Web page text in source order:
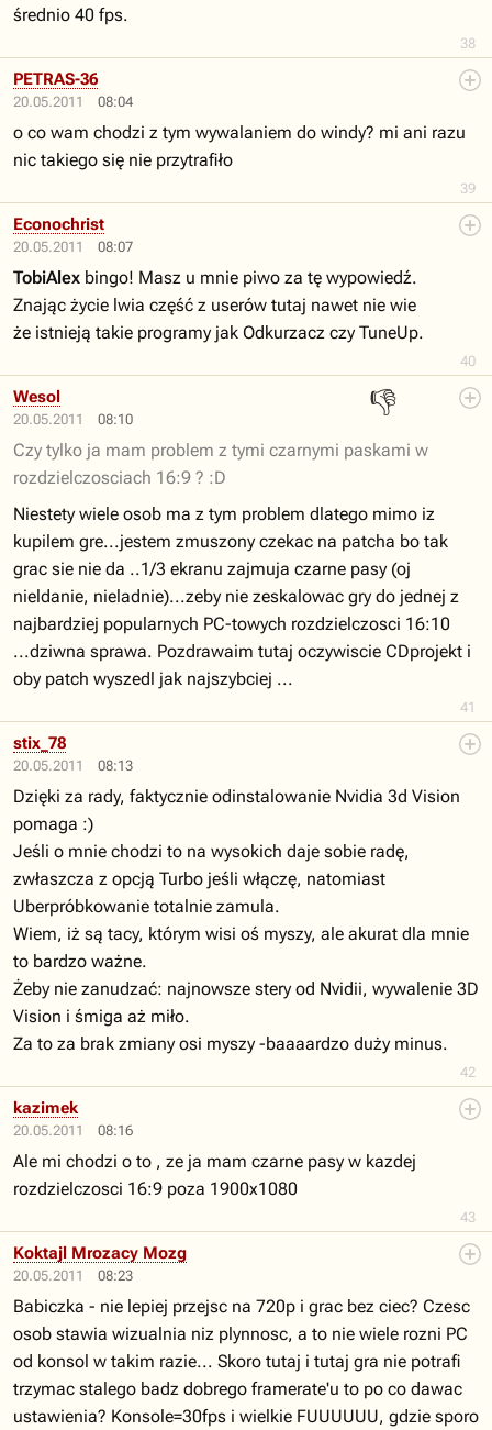
38
średnio 40 fps.
20.05.2011 08:04
39
PETRAS-36
o co wam chodzi z tym wywalaniem do windy? mi ani razu
nic takiego się nie przytrafiło
20.05.2011 08:07
40
Econochrist
TobiAlex bingo! Masz u mnie piwo za tę wypowiedź.
Znając życie lwia część z userów tutaj nawet nie wie
że istnieją takie programy jak Odkurzacz czy TuneUp.
20.05.2011 08:10
👎
41
Wesol
Czy tylko ja mam problem z tymi czarnymi paskami w
rozdzielczosciach 16:9 ? :D
Niestety wiele osob ma z tym problem dlatego mimo iz
kupilem gre...jestem zmuszony czekac na patcha bo tak
grac sie nie da ..1/3 ekranu zajmuja czarne pasy (oj
nieldanie, nieladnie)...zeby nie zeskalowac gry do jednej z
najbardziej popularnych PC-towych rozdzielczosci 16:10
...dziwna sprawa. Pozdrawaim tutaj oczywiscie CDprojekt i
oby patch wyszedl jak najszybciej ...
20.05.2011 08:13
42
stix_78
Dzięki za rady, faktycznie odinstalowanie Nvidia 3d Vision
pomaga :)
Jeśli o mnie chodzi to na wysokich daje sobie radę,
zwłaszcza z opcją Turbo jeśli włączę, natomiast
Uberpróbkowanie totalnie zamula.
Wiem, iż są tacy, którym wisi oś myszy, ale akurat dla mnie
to bardzo ważne.
Żeby nie zanudzać: najnowsze stery od Nvidii, wywalenie 3D
Vision i śmiga aż miło.
Za to za brak zmiany osi myszy -baaaardzo duży minus.
20.05.2011 08:16
43
kazimek
Ale mi chodzi o to , ze ja mam czarne pasy w kazdej
rozdzielczosci 16:9 poza 1900x1080
20.05.2011 08:23
Koktajl Mrozacy Mozg
Babiczka - nie lepiej przejsc na 720p i grac bez ciec? Czesc
osob stawia wizualnia niz plynnosc, a to nie wiele rozni PC
od konsol w takim razie... Skoro tutaj i tutaj gra nie potrafi
trzymac stalego badz dobrego framerate'u to po co dawac
ustawienia? Konsole=30fps i wielkie FUUUUUU, gdzie sporo